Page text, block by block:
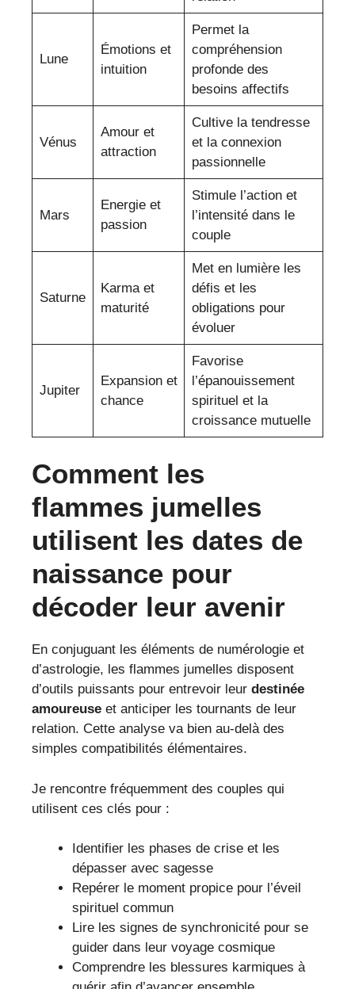
Lune
Émotions et
intuition
Permet la
compréhension
profonde des
besoins affectifs
Vénus
Amour et
attraction
Cultive la tendresse
et la connexion
passionnelle
Mars
Energie et
passion
Stimule l’action et
l’intensité dans le
couple
Saturne
Karma et
maturité
Met en lumière les
défis et les
obligations pour
évoluer
Jupiter
Expansion et
chance
Favorise
l’épanouissement
spirituel et la
croissance mutuelle
Comment les
flammes jumelles
utilisent les dates de
naissance pour
décoder leur avenir
En conjuguant les éléments de numérologie et
d’astrologie, les flammes jumelles disposent
d’outils puissants pour entrevoir leur destinée
amoureuse et anticiper les tournants de leur
relation. Cette analyse va bien au-delà des
simples compatibilités élémentaires.
Je rencontre fréquemment des couples qui
utilisent ces clés pour :
Identifier les phases de crise et les
dépasser avec sagesse
Repérer le moment propice pour l’éveil
spirituel commun
Lire les signes de synchronicité pour se
guider dans leur voyage cosmique
Comprendre les blessures karmiques à